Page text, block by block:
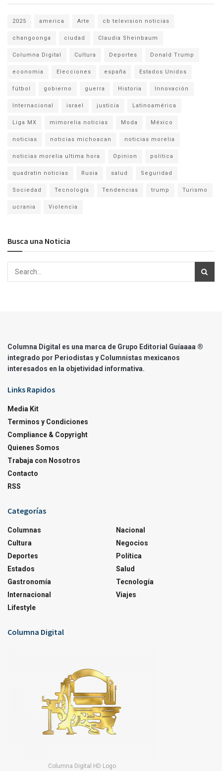
2025 america Arte cb television noticias
changoonga ciudad Claudia Sheinbaum
Columna Digital Cultura Deportes Donald Trump
economia Elecciones españa Estados Unidos
fútbol gobierno guerra Historia Innovación
Internacional israel justicia Latinoamérica
Liga MX mimorelia noticias Moda México
noticias noticias michoacan noticias morelia
noticias morelia ultima hora Opinion politica
quadratin noticias Rusia salud Seguridad
Sociedad Tecnología Tendencias trump Turismo
ucrania Violencia
Busca una Noticia
Columna Digital es una marca de Grupo Editorial Guíaaaa ®
integrado por Periodistas y Columnistas mexicanos
interesados en la objetividad informativa.
Links Rapidos
Media Kit
Terminos y Condiciones
Compliance & Copyright
Quienes Somos
Trabaja con Nosotros
Contacto
RSS
Categorías
Columnas
Cultura
Deportes
Estados
Gastronomía
Internacional
Lifestyle
Nacional
Negocios
Política
Salud
Tecnología
Viajes
Columna Digital
Columna Digital HD Logo